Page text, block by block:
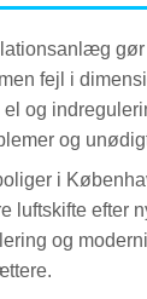
fejl i
og
og
i
luftskifte efter
og